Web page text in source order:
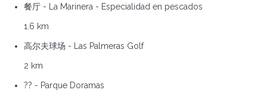
餐厅 - La Marinera - Especialidad en pescados
1.6 km
高尔夫球场 - Las Palmeras Golf
2 km
?? - Parque Doramas